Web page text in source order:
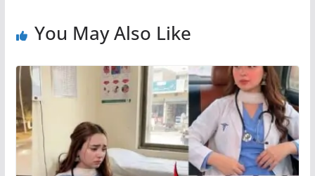
You May Also Like